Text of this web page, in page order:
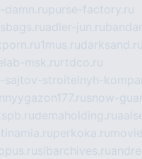
damn.rupurse-factory.ru
adler-jun.ru
1mus.rudarksand.ru
msk.ru rtdco.ru
sajtov-stroitelnyh-
snow-
demaholding.ru
perkoka.ru
sibarchives.ru